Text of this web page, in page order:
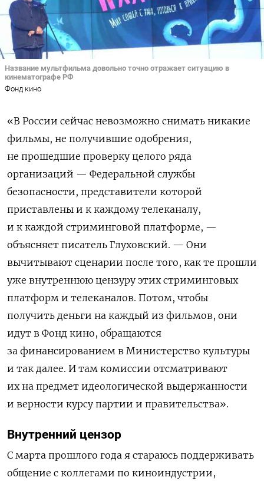
Название мультфильма довольно точно отражает ситуацию в
кинематографе РФ
Фонд кино
«В России сейчас невозможно снимать никакие
фильмы, не получившие одобрения,
не прошедшие проверку целого ряда
организаций — Федеральной службы
безопасности, представители которой
приставлены и к каждому телеканалу,
и к каждой стриминговой платформе, —
объясняет писатель Глуховский. — Они
вычитывают сценарии после того, как те прошли
уже внутреннюю цензуру этих стриминговых
платформ и телеканалов. Потом, чтобы
получить деньги на каждый из фильмов, они
идут в Фонд кино, обращаются
за финансированием в Министерство культуры
и так далее. И там комиссии отсматривают
их на предмет идеологической выдержанности
и верности курсу партии и правительства».
Внутренний цензор
С марта прошлого года я стараюсь поддерживать
общение с коллегами по киноиндустрии,